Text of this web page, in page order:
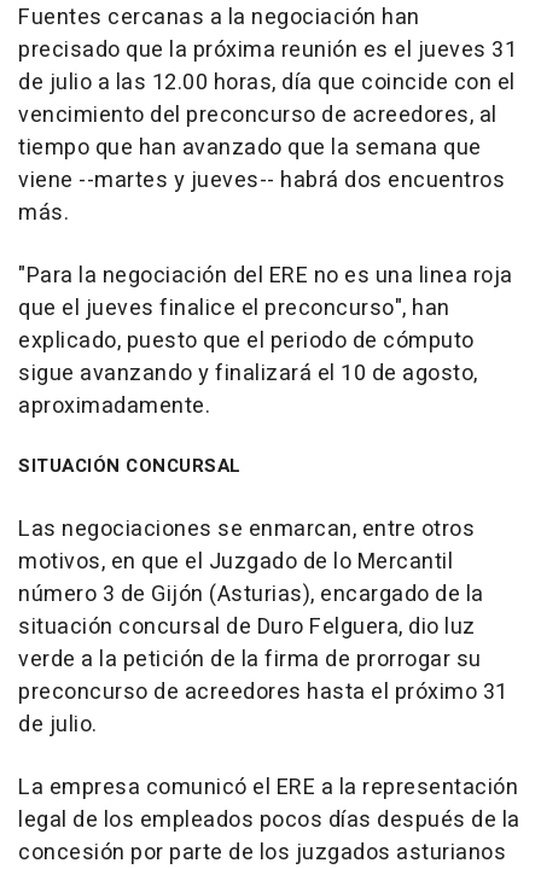
Fuentes cercanas a la negociación han
precisado que la próxima reunión es el jueves 31
de julio a las 12.00 horas, día que coincide con el
vencimiento del preconcurso de acreedores, al
tiempo que han avanzado que la semana que
viene --martes y jueves-- habrá dos encuentros
más.
"Para la negociación del ERE no es una linea roja
que el jueves finalice el preconcurso", han
explicado, puesto que el periodo de cómputo
sigue avanzando y finalizará el 10 de agosto,
aproximadamente.
SITUACIÓN CONCURSAL
Las negociaciones se enmarcan, entre otros
motivos, en que el Juzgado de lo Mercantil
número 3 de Gijón (Asturias), encargado de la
situación concursal de Duro Felguera, dio luz
verde a la petición de la firma de prorrogar su
preconcurso de acreedores hasta el próximo 31
de julio.
La empresa comunicó el ERE a la representación
legal de los empleados pocos días después de la
concesión por parte de los juzgados asturianos